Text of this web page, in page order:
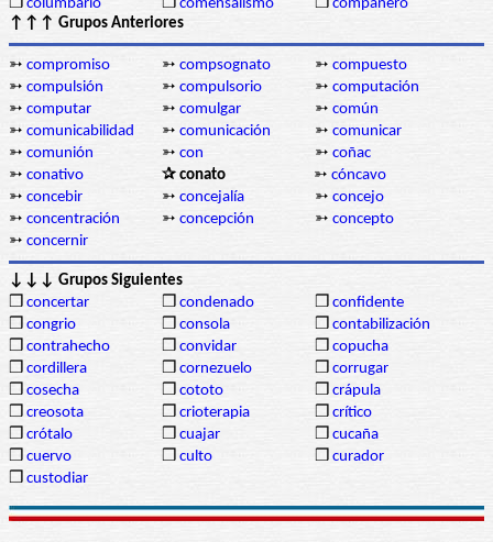
❒ columbario ❒ comensalismo ❒ compañero
↑↑↑ Grupos Anteriores
➳ compromiso ➳ compsognato ➳ compuesto
➳ compulsión ➳ compulsorio ➳ computación
➳ computar ➳ comulgar ➳ común
➳ comunicabilidad ➳ comunicación ➳ comunicar
➳ comunión ➳ con ➳ coñac
➳ conativo ✰ conato ➳ cóncavo
➳ concebir ➳ concejalía ➳ concejo
➳ concentración ➳ concepción ➳ concepto
➳ concernir
↓↓↓ Grupos Siguientes
❒ concertar ❒ condenado ❒ confidente
❒ congrio ❒ consola ❒ contabilización
❒ contrahecho ❒ convidar ❒ copucha
❒ cordillera ❒ cornezuelo ❒ corrugar
❒ cosecha ❒ cototo ❒ crápula
❒ creosota ❒ crioterapia ❒ crítico
❒ crótalo ❒ cuajar ❒ cucaña
❒ cuervo ❒ culto ❒ curador
❒ custodiar